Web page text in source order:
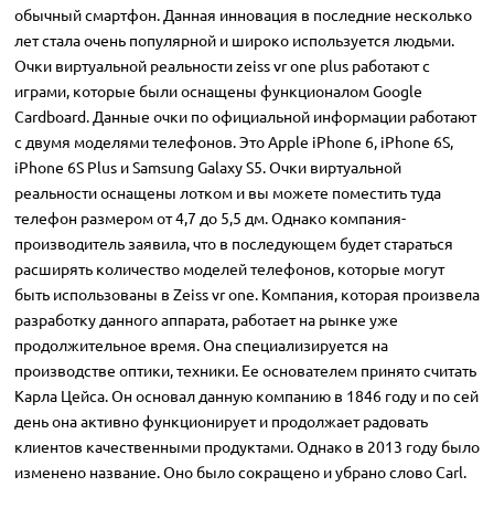
обычный смартфон. Данная инновация в последние несколько
лет стала очень популярной и широко используется людьми.
Очки виртуальной реальности zeiss vr one plus работают с
играми, которые были оснащены функционалом Google
Cardboard. Данные очки по официальной информации работают
с двумя моделями телефонов. Это Apple iPhone 6, iPhone 6S,
iPhone 6S Plus и Samsung Galaxy S5. Очки виртуальной
реальности оснащены лотком и вы можете поместить туда
телефон размером от 4,7 до 5,5 дм. Однако компания-
производитель заявила, что в последующем будет стараться
расширять количество моделей телефонов, которые могут
быть использованы в Zeiss vr one. Компания, которая произвела
разработку данного аппарата, работает на рынке уже
продолжительное время. Она специализируется на
производстве оптики, техники. Ее основателем принято считать
Карла Цейса. Он основал данную компанию в 1846 году и по сей
день она активно функционирует и продолжает радовать
клиентов качественными продуктами. Однако в 2013 году было
изменено название. Оно было сокращено и убрано слово Carl.